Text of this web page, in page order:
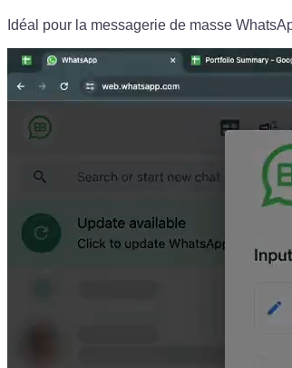
Idéal pour la messagerie de masse